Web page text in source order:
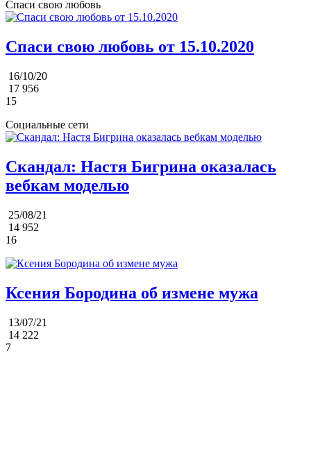
Спаси свою любовь
Спаси свою любовь от 15.10.2020
16/10/20
17 956
15
Социальные сети
Скандал: Настя Бигрина оказалась
вебкам моделью
25/08/21
14 952
16
Ксения Бородина об измене мужа
13/07/21
14 222
7